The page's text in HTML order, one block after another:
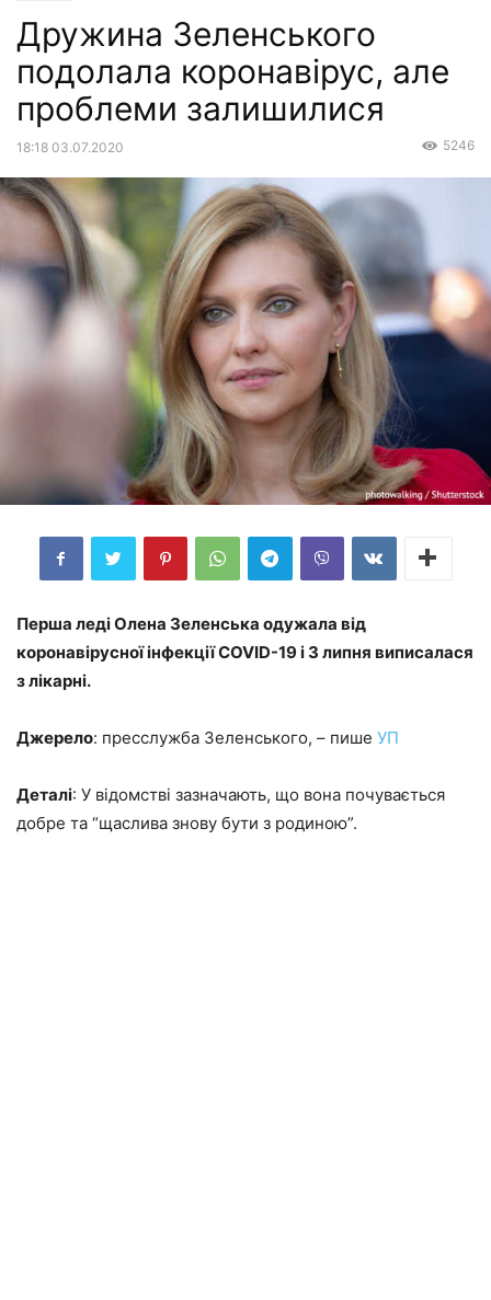
Дружина Зеленського
подолала коронавірус, але
проблеми залишилися
18:18 03.07.2020 5246
Перша леді Олена Зеленська одужала від
коронавірусної інфекції COVID-19 і 3 липня виписалася
з лікарні.
Джерело: пресслужба Зеленського, – пише УП
Деталі: У відомстві зазначають, що вона почувається
добре та “щаслива знову бути з родиною”.